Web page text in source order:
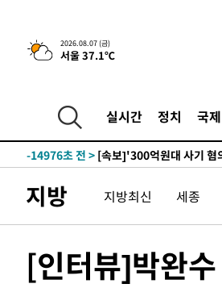
2026.08.07 (금)
서울 37.1℃
실시간 정치 국제
-22100초 전 >[속보] 7월 중국 수출
25.3%↑
-19260초 전 > [속보]'채상병 순직 책임'
-15726초 전 >
민주 콩고 에볼라환자 4
-14976초 전 >
-14170초 전 > "미 전국적 살모네라 식중
-12564초 전 >
[속보]합수본, '투표율 허
-12319초 전 >[속보]원·달러 환율, 오전
-12101초 전 >[속보]코스닥, 5.95포인
지방 지방최신 세종
[인터뷰]박완